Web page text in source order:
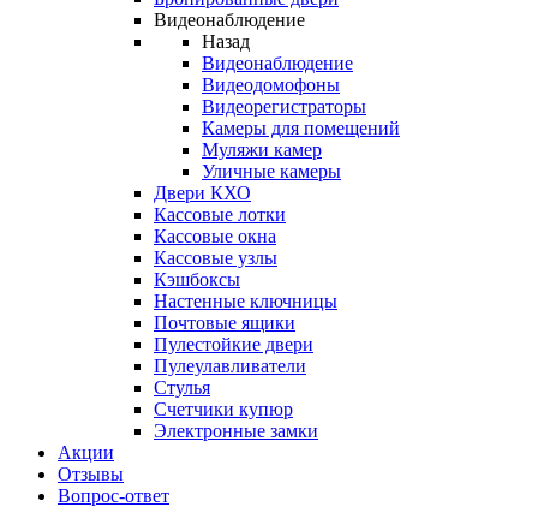
Видеонаблюдение
Назад
Видеонаблюдение
Видеодомофоны
Видеорегистраторы
Камеры для помещений
Муляжи камер
Уличные камеры
Двери КХО
Кассовые лотки
Кассовые окна
Кассовые узлы
Кэшбоксы
Настенные ключницы
Почтовые ящики
Пулестойкие двери
Пулеулавливатели
Стулья
Счетчики купюр
Электронные замки
Акции
Отзывы
Вопрос-ответ